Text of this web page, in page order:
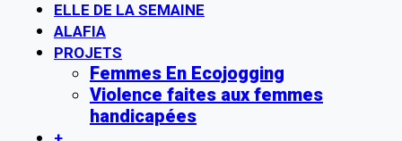
ELLE DE LA SEMAINE
ALAFIA
PROJETS
Femmes En Ecojogging
Violence faites aux femmes
handicapées